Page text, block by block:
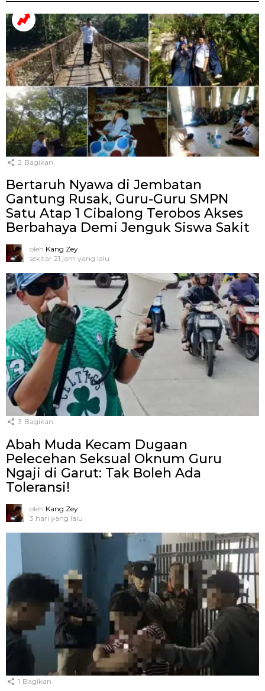
2 Bagikan
Bertaruh Nyawa di Jembatan
Gantung Rusak, Guru-Guru SMPN
Satu Atap 1 Cibalong Terobos Akses
Berbahaya Demi Jenguk Siswa Sakit
oleh Kang Zey
sekitar 21 jam yang lalu
3 Bagikan
Abah Muda Kecam Dugaan
Pelecehan Seksual Oknum Guru
Ngaji di Garut: Tak Boleh Ada
Toleransi!
oleh Kang Zey
3 hari yang lalu
1 Bagikan